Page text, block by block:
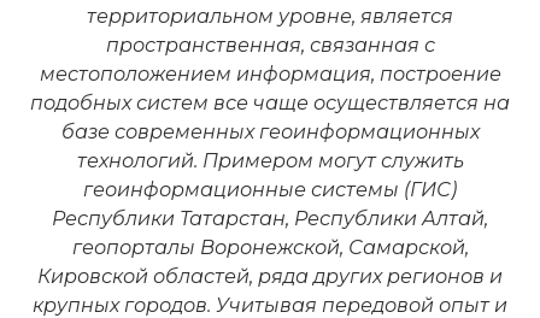
территориальном уровне, является
пространственная, связанная с
местоположением информация, построение
подобных систем все чаще осуществляется на
базе современных геоинформационных
технологий. Примером могут служить
геоинформационные системы (ГИС)
Республики Татарстан, Республики Алтай,
геопорталы Воронежской, Самарской,
Кировской областей, ряда других регионов и
крупных городов. Учитывая передовой опыт и